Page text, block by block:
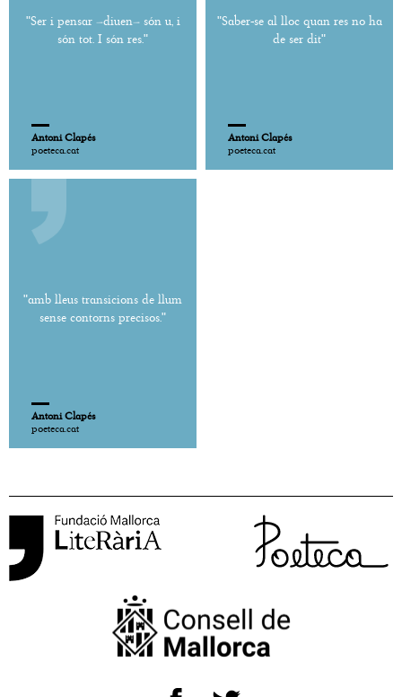
"Ser i pensar –diuen– són u, i
són tot. I són res."
Antoni Clapés
poeteca.cat
"Saber-se al lloc quan res no ha
de ser dit"
Antoni Clapés
poeteca.cat
"amb lleus transicions de llum
sense contorns precisos."
Antoni Clapés
poeteca.cat